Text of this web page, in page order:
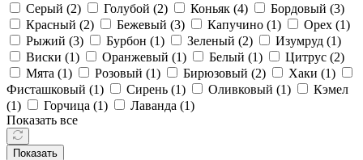
Серый (2) Голубой (2) Коньяк (4) Бордовый (3)
Красный (2) Бежевый (3) Капучино (1) Орех (1)
Рыжий (3) Бурбон (1) Зеленый (2) Изумруд (1)
Виски (1) Оранжевый (1) Белый (1) Цитрус (2)
Мята (1) Розовый (1) Бирюзовый (2) Хаки (1)
Фисташковый (1) Сирень (1) Оливковый (1)
Кэмел
(1) Горчица (1) Лаванда (1)
Показать все
Показать